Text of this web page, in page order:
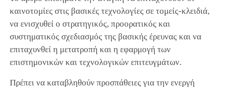
καινοτομίες στις βασικές τεχνολογίες σε τομείς-κλειδιά,
να ενισχυθεί ο στρατηγικός, προορατικός και
συστηματικός σχεδιασμός της βασικής έρευνας και να
επιταχυνθεί η μετατροπή και η εφαρμογή των
επιστημονικών και τεχνολογικών επιτευγμάτων.
Πρέπει να καταβληθούν προσπάθειες για την ενεργή